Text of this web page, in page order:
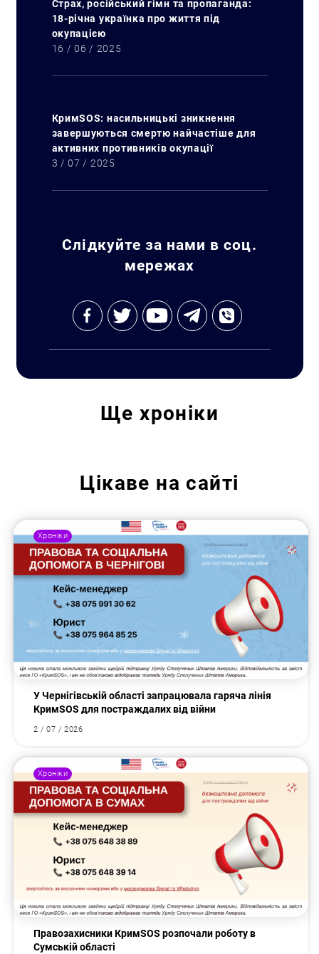
Страх, російський гімн та пропаганда:
18-річна українка про життя під
окупацією
16 / 06 / 2025
КримSOS: насильницькі зникнення
завершуються смертю найчастіше для
активних противників окупації
3 / 07 / 2025
Слідкуйте за нами в соц.
мережах
Щехроніки
Цікаве на сайті
Хроніки
У Чернігівській області запрацювала гаряча лінія
КримSOS для постраждалих від війни
2 / 07 / 2026
Хроніки
Правозахисники КримSOS розпочали роботу в
Сумській області